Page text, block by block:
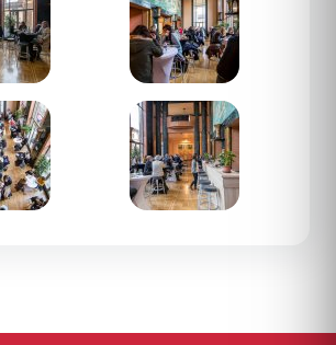
l'image Zoom de l'image